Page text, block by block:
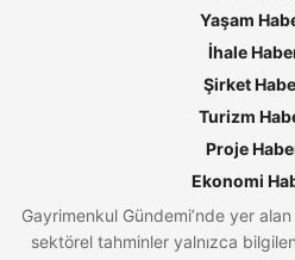
Yaşam
İhale
Şirket
Turizm
Proje
Ekonomi
Gayrimenkul Gündemi’nde yer
sektörel tahminler yalnızca